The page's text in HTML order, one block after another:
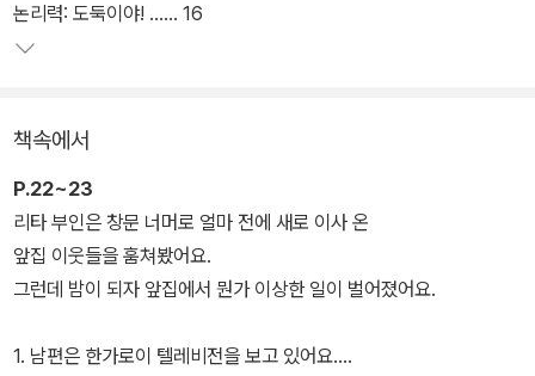
논리력: 도둑이야! …… 16
책속에서
P.22~23
리타 부인은 창문 너머로 얼마 전에 새로 이사 온
앞집 이웃들을 훔쳐봤어요.
그런데 밤이 되자 앞집에서 뭔가 이상한 일이 벌어졌어요.
1. 남편은 한가로이 텔레비전을 보고 있어요.